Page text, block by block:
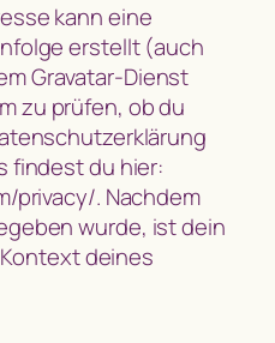
kann eine
erstellt (auch
Gravatar-Dienst
zu prüfen, ob du
findest du hier:
privacy/. Nachdem
wurde, ist dein
deines